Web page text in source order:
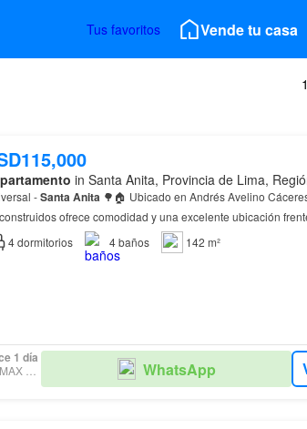
Tus favoritos Vende tu casa
in Santa Anita, Provincia de Lima,
-SantaAnita 🌳🏠 Ubicado en Andrés Avelino Cáceres 425, este dúplex de 142
ofrece comodidad y una excelente ubicación
- 📍 Dirección: Andrés Avelino Cáceres 4…
4dormitorios 4baños 142 m²
1 día
REMAX CITY WhatsApp